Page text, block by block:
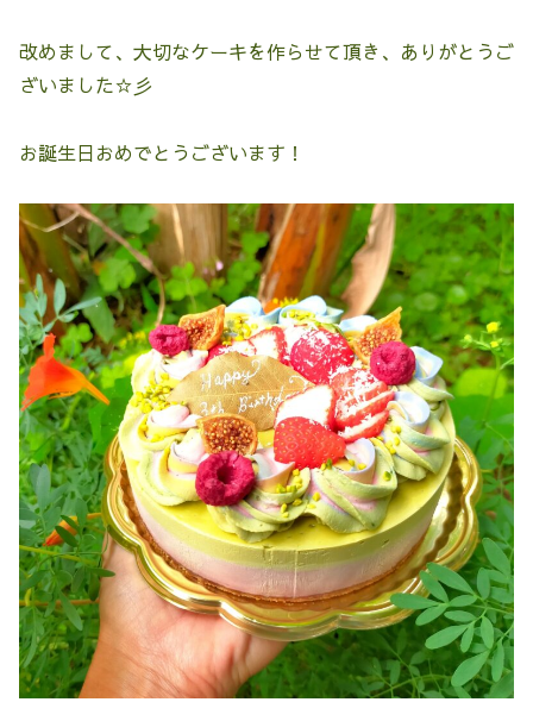
改めまして、大切なケーキを作らせて頂き、ありがとうご
ざいました☆彡
お誕生日おめでとうございます！